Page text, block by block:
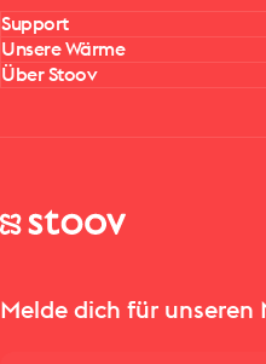
Support
Unsere Wärme
Über Stoov
Stoov® | Cordless Heated
Melde dich für unseren